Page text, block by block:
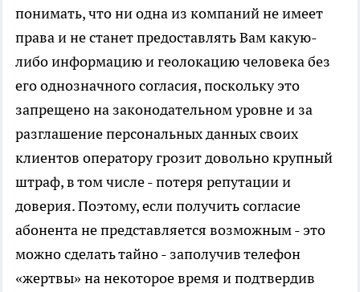
понимать, что ни одна из компаний не имеет
права и не станет предоставлять Вам какую-
либо информацию и геолокацию человека без
его однозначного согласия, поскольку это
запрещено на законодательном уровне и за
разглашение персональных данных своих
клиентов оператору грозит довольно крупный
штраф, в том числе - потеря репутации и
доверия. Поэтому, если получить согласие
абонента не представляется возможным - это
можно сделать тайно - заполучив телефон
«жертвы» на некоторое время и подтвердив